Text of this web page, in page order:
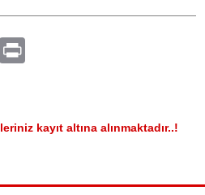
Print
kayıt altına alınmaktadır..!